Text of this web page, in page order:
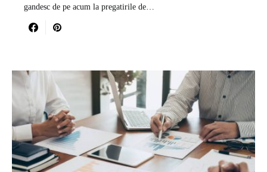
gandesc de pe acum la pregatirile de…